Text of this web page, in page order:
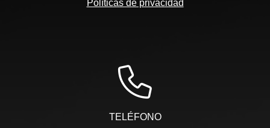
Políticas de privacidad
TELÉFONO